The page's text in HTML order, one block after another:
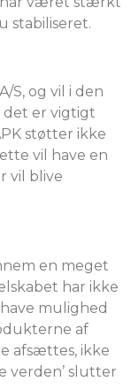
stabiliseret.
S, og vil i den
det er vigtigt
støtter ikke
vil have en
vil blive
en meget
har ikke
mulighed
af
afsættes, ikke
verden’ slutter